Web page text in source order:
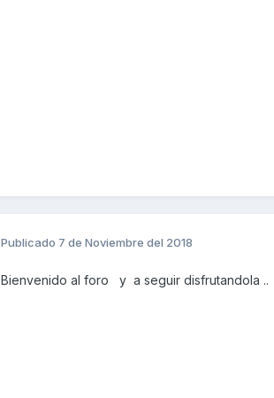
Publicado 7 de Noviembre del 2018
Bienvenido al foro y a seguir disfrutandola ..